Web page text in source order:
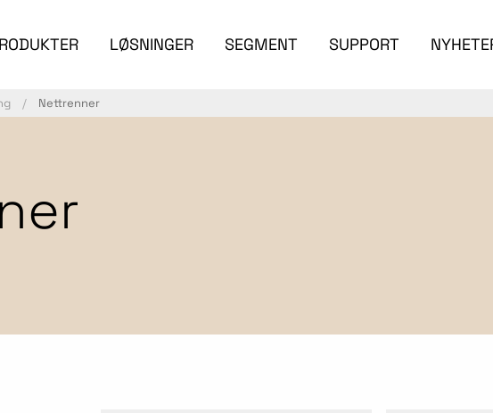
LØSNINGER SEGMENT SUPPORT
Nettrenner